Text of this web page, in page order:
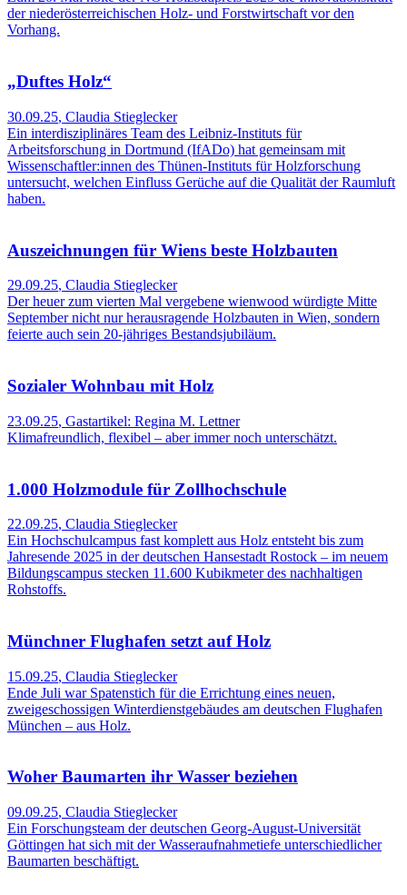
der niederösterreichischen Holz- und Forstwirtschaft vor den
Vorhang.
„Duftes Holz“
30.09.25, Claudia Stieglecker
Ein interdisziplinäres Team des Leibniz-Instituts für
Arbeitsforschung in Dortmund (IfADo) hat gemeinsam mit
Wissenschaftler:innen des Thünen-Instituts für Holzforschung
untersucht, welchen Einfluss Gerüche auf die Qualität der Raumluft
haben.
Auszeichnungen für Wiens beste Holzbauten
29.09.25, Claudia Stieglecker
Der heuer zum vierten Mal vergebene wienwood würdigte Mitte
September nicht nur herausragende Holzbauten in Wien, sondern
feierte auch sein 20-jähriges Bestandsjubiläum.
Sozialer Wohnbau mit Holz
23.09.25, Gastartikel: Regina M. Lettner
Klimafreundlich, flexibel – aber immer noch unterschätzt.
1.000 Holzmodule für Zollhochschule
22.09.25, Claudia Stieglecker
Ein Hochschulcampus fast komplett aus Holz entsteht bis zum
Jahresende 2025 in der deutschen Hansestadt Rostock – im neuem
Bildungscampus stecken 11.600 Kubikmeter des nachhaltigen
Rohstoffs.
Münchner Flughafen setzt auf Holz
15.09.25, Claudia Stieglecker
Ende Juli war Spatenstich für die Errichtung eines neuen,
zweigeschossigen Winterdienstgebäudes am deutschen Flughafen
München – aus Holz.
Woher Baumarten ihr Wasser beziehen
09.09.25, Claudia Stieglecker
Ein Forschungsteam der deutschen Georg-August-Universität
Göttingen hat sich mit der Wasseraufnahmetiefe unterschiedlicher
Baumarten beschäftigt.